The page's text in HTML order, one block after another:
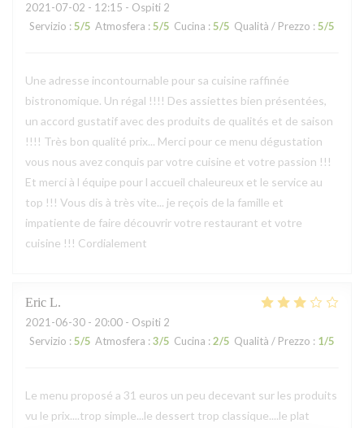
2021-07-02 - 12:15 - Ospiti 2
Servizio : 5/5 Atmosfera : 5/5 Cucina : 5/5 Qualità / Prezzo : 5/5
Une adresse incontournable pour sa cuisine raffinée
bistronomique. Un régal !!!! Des assiettes bien présentées,
un accord gustatif avec des produits de qualités et de saison
!!!! Très bon qualité prix... Merci pour ce menu dégustation
vous nous avez conquis par votre cuisine et votre passion !!!
Et merci à l équipe pour l accueil chaleureux et le service au
top !!! Vous dis à très vite... je reçois de la famille et
impatiente de faire découvrir votre restaurant et votre
cuisine !!! Cordialement
Eric L
2021-06-30 - 20:00 - Ospiti 2
Servizio : 5/5 Atmosfera : 3/5 Cucina : 2/5 Qualità / Prezzo : 1/5
Le menu proposé a 31 euros un peu decevant sur les produits
vu le prix....trop simple...le dessert trop classique....le plat